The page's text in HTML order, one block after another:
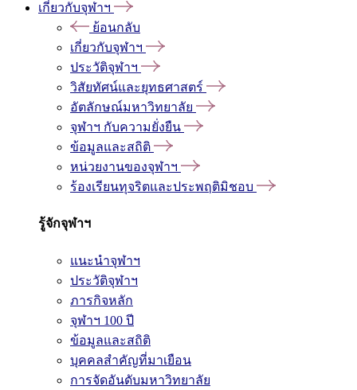
เกี่ยวกับจุฬาฯ
ย้อนกลับ
เกี่ยวกับจุฬาฯ
ประวัติจุฬาฯ
วิสัยทัศน์และยุทธศาสตร์
อัตลักษณ์มหาวิทยาลัย
จุฬาฯ กับความยั่งยืน
ข้อมูลและสถิติ
หน่วยงานของจุฬาฯ
ร้องเรียนทุจริตและประพฤติมิชอบ
รู้จักจุฬาฯ
แนะนำจุฬาฯ
ประวัติจุฬาฯ
ภารกิจหลัก
จุฬาฯ 100 ปี
ข้อมูลและสถิติ
บุคคลสำคัญที่มาเยือน
การจัดอันดับมหาวิทยาลัย